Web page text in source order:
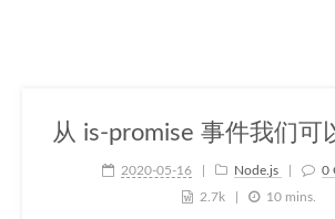
从 is-promise 事件我们可
2020-05-16 Node.js
0
2.7k
10 mins.